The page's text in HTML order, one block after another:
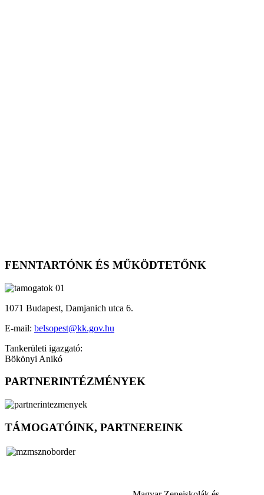
FENNTARTÓNK ÉS MŰKÖDTETŐNK
1071 Budapest, Damjanich utca 6.
E-mail: belsopest@kk.gov.hu
Tankerületi igazgató:
Bökönyi Anikó
PARTNERINTÉZMÉNYEK
TÁMOGATÓINK, PARTNEREINK